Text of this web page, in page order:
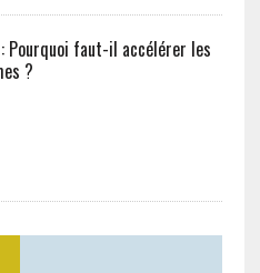
: Pourquoi faut-il accélérer les
?